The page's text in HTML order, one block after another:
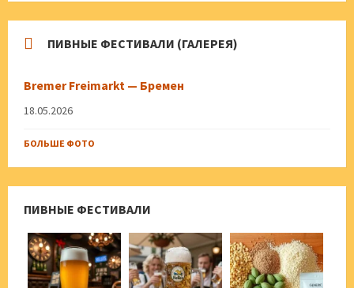
ПИВНЫЕ ФЕСТИВАЛИ (ГАЛЕРЕЯ)
Bremer Freimarkt — Бремен
18.05.2026
БОЛЬШЕ ФОТО
ПИВНЫЕ ФЕСТИВАЛИ